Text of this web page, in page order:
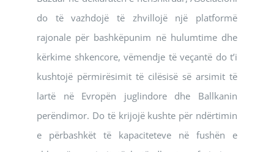
do të vazhdojë të zhvillojë një platformë
rajonale për bashkëpunim në hulumtime dhe
kërkime shkencore, vëmendje të veçantë do t’i
kushtojë përmirësimit të cilësisë së arsimit të
lartë në Evropën juglindore dhe Ballkanin
perëndimor. Do të krijojë kushte për ndërtimin
e përbashkët të kapaciteteve në fushën e